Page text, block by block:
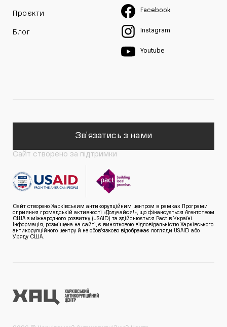
Проєкти
Блог
Facebook
Instagram
Youtube
Зв'язатись з нами
Сайт створено за підтримки
Сайт створено Харківським антикорупційним центром в рамках Програми
сприяння громадській активності «Долучайся!», що фінансується Агентством
США з міжнародного розвитку (USAID) та здійснюється Pact в Україні.
Інформація, розміщена на сайті, є винятковою відповідальністю Харківського
антикорупційного центру й не обов’язково відображає погляди USAID або
Уряду США.